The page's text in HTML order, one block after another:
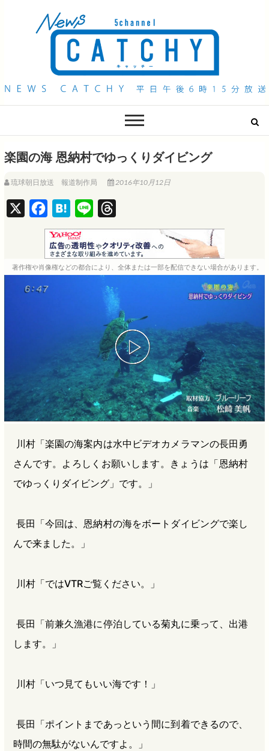
QAB NEWS Headline
楽園の海 恩納村でゆっくりダイビング
琉球朝日放送 報道制作局 2016年10月12日
a
c
e
H
a
t
e
i
n
e
h
r
e
d
s
著作権や肖像権などの都合により、全体または一部を配信できない場合があります。
川村「楽園の海案内は水中ビデオカメラマンの長田勇
さんです。よろしくお願いします。きょうは「恩納村
でゆっくりダイビング」です。」
長田「今回は、恩納村の海をボートダイビングで楽し
んで来ました。」
川村「ではVTRご覧ください。」
長田「前兼久漁港に停泊している菊丸に乗って、出港
します。」
川村「いつ見てもいい海です！」
長田「ポイントまであっという間に到着できるので、
時間の無駄がないんですよ。」